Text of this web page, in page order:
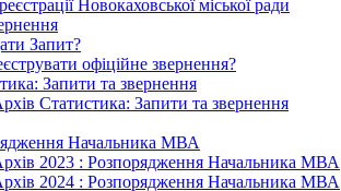
Новокаховської міської ради
Запит?
офіційне звернення?
Запити та звернення
Статистика: Запити та звернення
Начальника МВА
2023 : Розпорядження Начальника МВА
2024 : Розпорядження Начальника МВА